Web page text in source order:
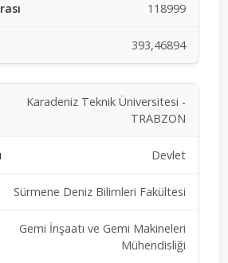
118999
393,46894
Karadeniz Teknik Üniversitesi -
TRABZON
Devlet
Sürmene Deniz Bilimleri Fakültesi
Gemi İnşaatı ve Gemi Makineleri
Mühendisliği